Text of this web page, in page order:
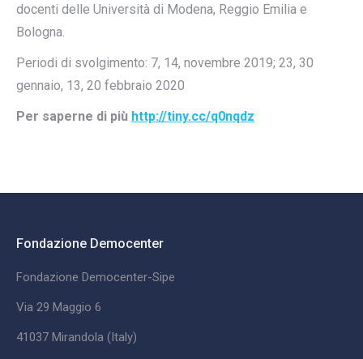
docenti delle Università di Modena, Reggio Emilia e
Bologna.
Periodi di svolgimento: 7, 14, novembre 2019; 23, 30
gennaio, 13, 20 febbraio 2020
Per saperne di più http://tiny.cc/q0nqdz
Fondazione Democenter
Fondazione Democenter-Sipe
Via 29 Maggio 6
41037 Mirandola (Italy)